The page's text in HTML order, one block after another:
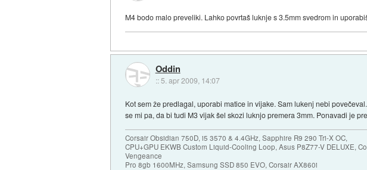
M4 bodo malo preveliki. Lahko povrtaš luknje s 3.5mm svedrom in
Oddin
:: 5. apr 2009, 14:07
Kot sem že predlagal, uporabi matice in vijake. Sam lukenj nebi
se mi pa, da bi tudi M3 vijak šel skozi luknjo premera 3mm. Ponavadi je
Corsair Obsidian 750D, i5 3570 & 4.4GHz, Sapphire R9 290 Tri-X OC,
CPU+GPU EKWB Custom Liquid-Cooling Loop, Asus P8Z77-V DELUXE,
Vengeance
Pro 8gb 1600MHz, Samsung SSD 850 EVO, Corsair AX860i